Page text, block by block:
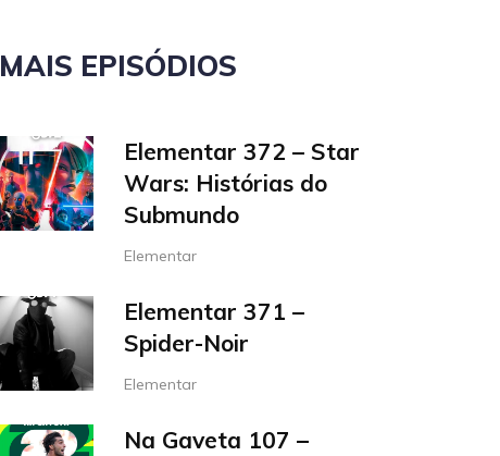
MAIS EPISÓDIOS
Elementar 372 – Star
Wars: Histórias do
Submundo
Elementar
Elementar 371 –
Spider-Noir
Elementar
Na Gaveta 107 –